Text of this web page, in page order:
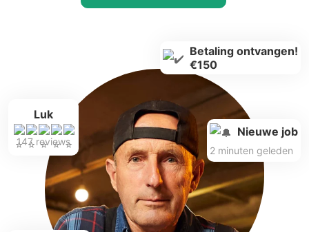
Luk
147 reviews
Betaling ontvangen!
€150
Nieuwe job
2 minuten geleden